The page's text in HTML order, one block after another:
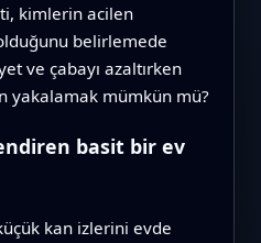
kimlerin acilen
belirlemede
ve çabayı azaltırken
yakalamak mümkün mü?
basit bir ev
kan izlerini evde